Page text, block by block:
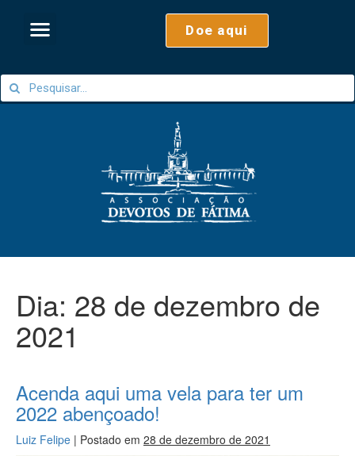
Doe aqui
Dia: 28 de dezembro de
2021
Acenda aqui uma vela para ter um
2022 abençoado!
Luiz Felipe | Postado em 28 de dezembro de 2021